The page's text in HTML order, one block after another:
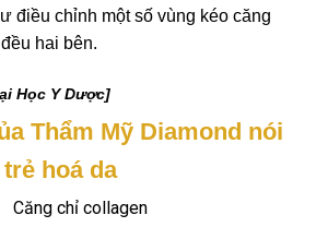
điều chỉnh một số vùng kéo căng
hai bên.
Học Y Dược]
Thẩm Mỹ Diamond nói
hoá da